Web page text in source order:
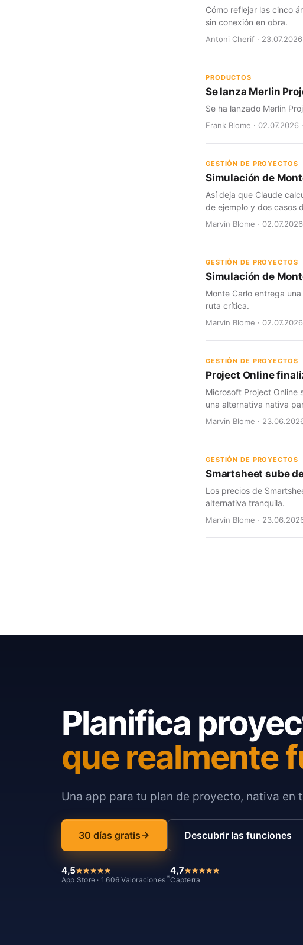
Cómo reflejar las cinco
sin conexión en obra.
Antoni Cherif ·
PRODUCTOS
Se lanza Merlin
Se ha lanzado Merlin
Frank Blome · 02.07.2026
GESTIÓN DE PROYECTOS
Simulación de
Así deja que Claude
de ejemplo y dos casos
Marvin Blome ·
GESTIÓN DE PROYECTOS
Simulación de
Monte Carlo entrega
ruta crítica.
Marvin Blome ·
GESTIÓN DE PROYECTOS
Project Online
Microsoft Project Online
una alternativa nativa
Marvin Blome ·
GESTIÓN DE PROYECTOS
Smartsheet sube
Los precios de
alternativa tranquila.
Marvin Blome ·
Planifica
que realmente
Una app para tu plan de proyecto, nativa en
30 días gratis Descubrir las funciones
4,5
App Store · 1.606 Valoraciones *
4,7
Capterra